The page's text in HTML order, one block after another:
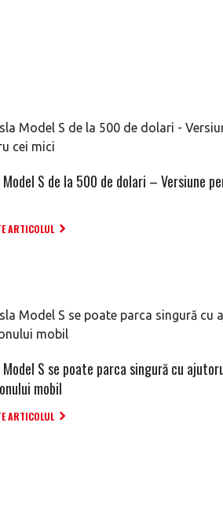
Model S de la 500 de dolari – Versiune
ARTICOLUL
Model S se poate parca singură cu
mobil
ARTICOLUL